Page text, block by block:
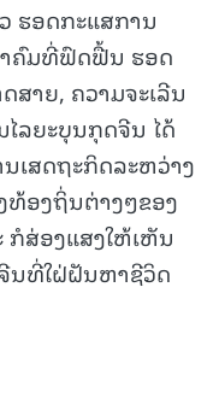
ຮອດກະແສການ
າຄົມທີ່ຟົດຟື້ນ ຮອດ
າຍ, ຄວາມຈະເລີນ
ໄລຍະບຸນກຸດຈີນ ໄດ້
ເສດຖະກິດລະຫວ່າງ
ທ້ອງຖິ່ນຕ່າງໆຂອງ
ສ່ອງແສງໃຫ້ເຫັນ
ນທີ່ໃຝ່ຝັນຫາຊີວິດ